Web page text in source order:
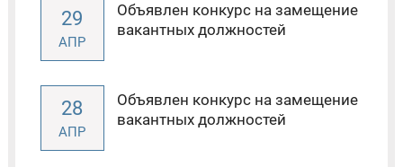
29
АПР
Объявлен конкурс на замещение
вакантных должностей
28
АПР
Объявлен конкурс на замещение
вакантных должностей